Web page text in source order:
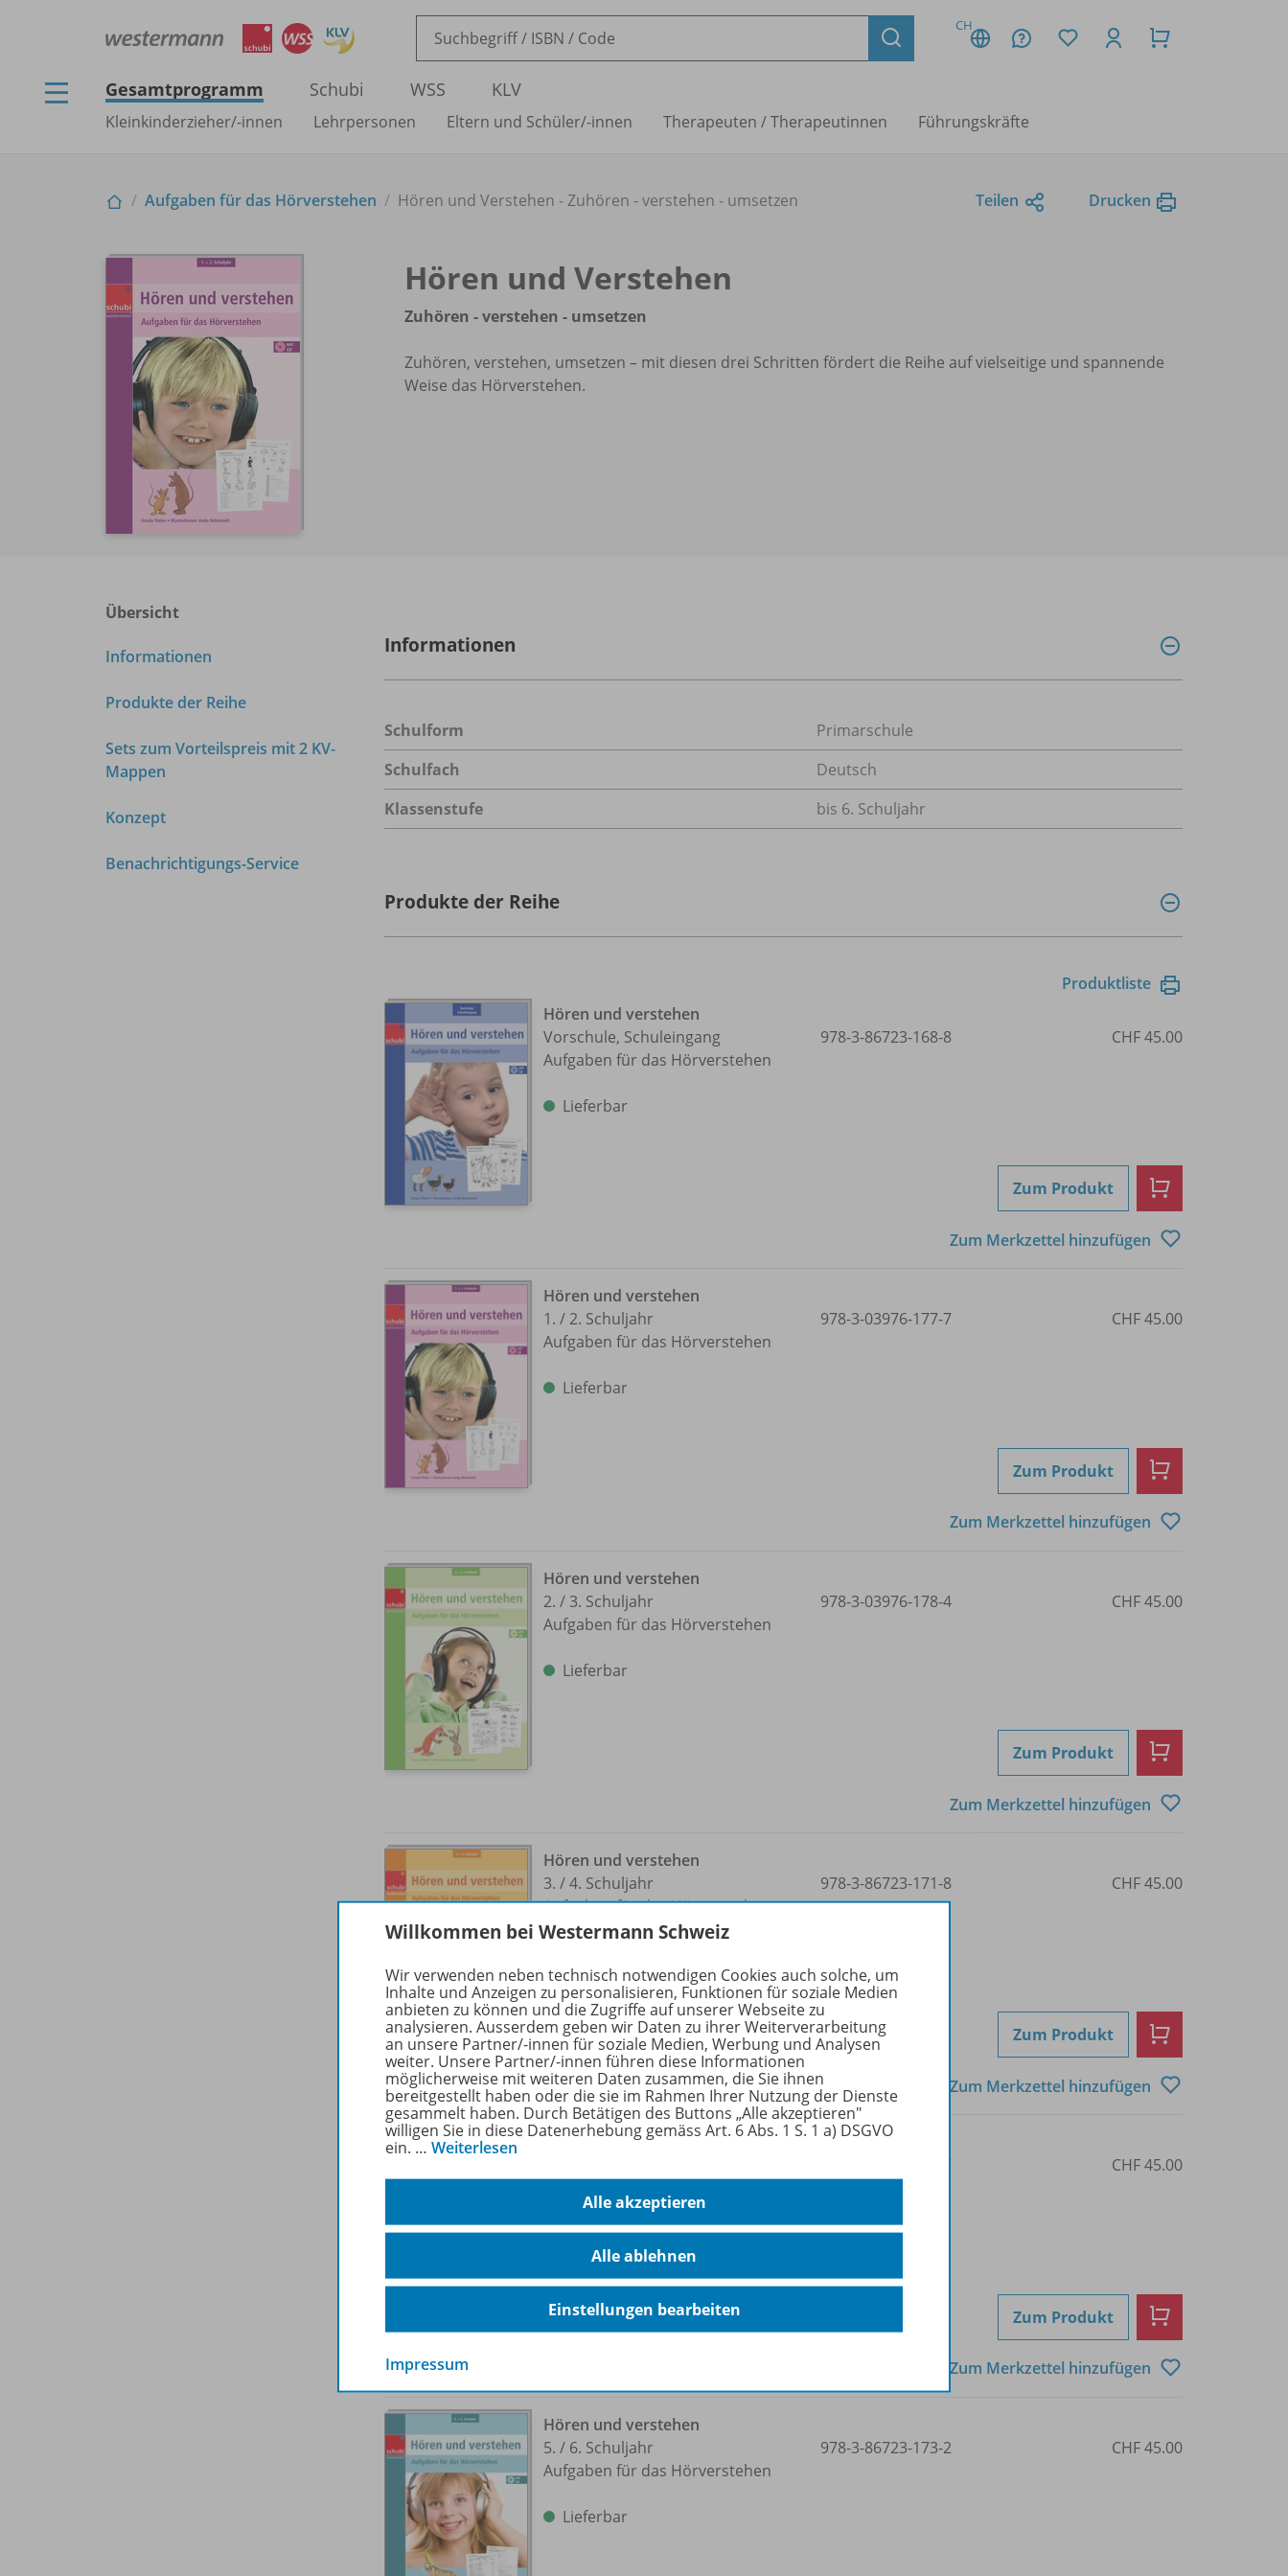
CH
Gesamtprogramm Schubi WSS KLV
Kleinkinderzieher/-innen Lehrpersonen Eltern und Schüler/-innen Therapeuten /Therapeutinnen Führungskräfte
Aufgaben für das Hörverstehen Hören und Verstehen - Zuhören - verstehen - umsetzen Teilen Drucken
Hören und Verstehen
Zuhören - verstehen - umsetzen
Zuhören, verstehen, umsetzen – mit diesen drei Schritten fördert die Reihe auf vielseitige und spannende
Weise das Hörverstehen.
Übersicht
Informationen
Produkte der Reihe
Sets zum Vorteilspreis mit 2 KV-
Mappen
Konzept
Benachrichtigungs-Service
Informationen
Schulform
Primarschule
Schulfach
Deutsch
Klassenstufe
bis 6. Schuljahr
Produkte der Reihe
Produktliste
Hören und verstehen
Vorschule, Schuleingang
Aufgaben für das Hörverstehen
Lieferbar
978-3-86723-168-8 CHF 45.00
Zum Produkt
Zum Merkzettel hinzufügen
Hören und verstehen
1. / 2. Schuljahr
Aufgaben für das Hörverstehen
Lieferbar
978-3-03976-177-7 CHF 45.00
Zum Produkt
Zum Merkzettel hinzufügen
Hören und verstehen
2. / 3. Schuljahr
Aufgaben für das Hörverstehen
Lieferbar
978-3-03976-178-4 CHF 45.00
Zum Produkt
Zum Merkzettel hinzufügen
Hören und verstehen
3. /4. Schuljahr
Aufgaben für das Hörverstehen
978-3-86723-171-8 CHF 45.00
Zum Produkt
Zum Merkzettel hinzufügen
Hören und verstehen
Lieferbar
978-3-03976-180-7 CHF 45.00
Zum Produkt
Zum Merkzettel hinzufügen
Hören und verstehen
5. / 6. Schuljahr
Aufgaben für das Hörverstehen
Lieferbar
978-3-86723-173-2 CHF 45.00
Willkommen bei Westermann Schweiz
Wir verwenden neben technisch notwendigen Cookies auch solche, um
Inhalte und Anzeigen zu personalisieren, Funktionen für soziale Medien
anbieten zu können und die Zugriffe auf unserer Webseite zu
analysieren. Ausserdem geben wir Daten zu ihrer Weiterverarbeitung
an unsere Partner/-innen für soziale Medien, Werbung und Analysen
weiter. Unsere Partner/-innen führen diese Informationen
möglicherweise mit weiteren Daten zusammen, die Sie ihnen
bereitgestellt haben oder die sie im Rahmen Ihrer Nutzung der Dienste
gesammelt haben. Durch Betätigen des Buttons „Alle akzeptieren"
willigen Sie in diese Datenerhebung gemäss Art. 6 Abs. 1 S. 1 a) DSGVO
ein. … Weiterlesen
Alle akzeptieren
Alle ablehnen
Einstellungen bearbeiten
Impressum